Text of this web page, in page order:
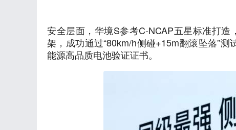
安全层面，华境S参考C-NCAP五星标准打
架，成功通过“80km/h侧碰+15m翻滚坠落”
能源高品质电池验证证书。